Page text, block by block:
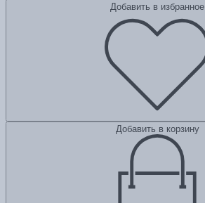
Добавить в избранное
Добавить в корзину